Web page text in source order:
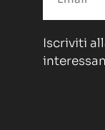
Iscriviti